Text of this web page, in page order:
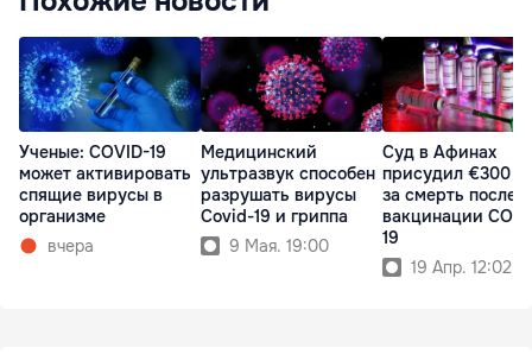
Ученые: COVID-19
может активировать
спящие вирусы в
организме
вчера
Медицинский
ультразвук способен
разрушать вирусы
Covid-19 и гриппа
9 Мая. 19:00
Суд в Афинах
присудил €300
за смерть после
вакцинации
19
19 Апр. 12:02